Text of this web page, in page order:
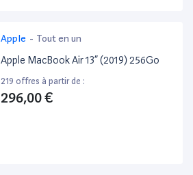
Apple - Tout en un
Apple MacBook Air 13” (2019) 256Go
219 offres à partir de :
296,00 €